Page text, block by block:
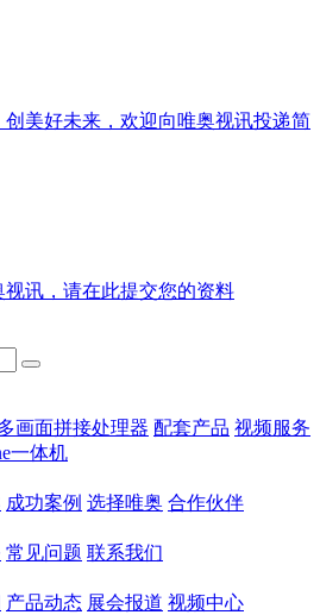
创美好未来，欢迎向唯奥视讯投递简
视讯，请在此提交您的资料
画面拼接处理器 配套产品 视频服务
一体机
成功案例 选择唯奥 合作伙伴
常见问题 联系我们
产品动态 展会报道 视频中心